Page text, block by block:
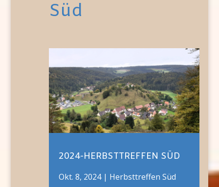
Süd
2024-HERBSTTREFFEN SÜD
Okt. 8, 2024| Herbsttreffen Süd